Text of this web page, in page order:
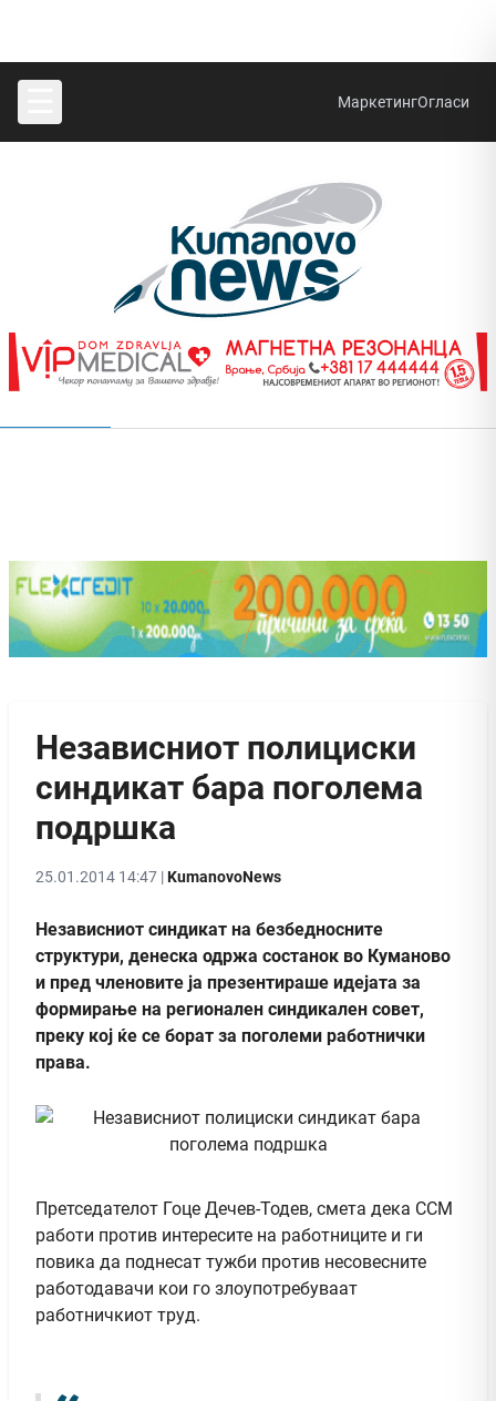
МаркетингОгласи
Независниот полициски
синдикат бара поголемa
подршка
25.01.2014 14:47 |KumanovoNews
Независниот синдикат на безбедносните
структури, денеска одржа состанок во Куманово
и пред членовите ја презентираше идејата за
формирање на регионален синдикален совет,
преку кој ќе се борат за поголеми работнички
права.
Претседателот Гоце Дечев-Тодев, смета дека ССМ
работи против интересите на работниците и ги
повика да поднесат тужби против несовесните
работодавачи кои го злоупотребуваат
работничкиот труд.